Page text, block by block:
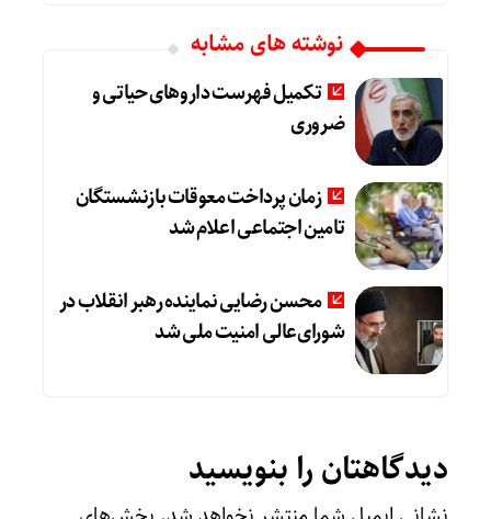
نوشته های مشابه
تکمیل فهرست داروهای حیاتی و
ضروری
زمان پرداخت معوقات بازنشستگان
تامین اجتماعی اعلام شد
محسن رضایی نماینده رهبر انقلاب در
شورای‌عالی امنیت ملی شد
دیدگاهتان را بنویسید